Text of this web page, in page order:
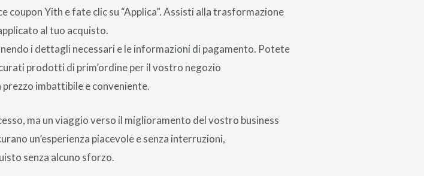
coupon Yith e fate clic su “Applica”. Assisti alla trasformazione
al tuo acquisto.
i dettagli necessari e le informazioni di pagamento. Potete
prodotti di prim’ordine per il vostro negozio
imbattibile e conveniente.
ma un viaggio verso il miglioramento del vostro business
un’esperienza piacevole e senza interruzioni,
senza alcuno sforzo.